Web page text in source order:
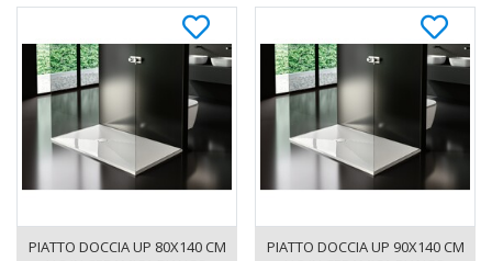
PIATTO DOCCIA UP 80X140 CM
PIATTO DOCCIA UP 90X140 CM